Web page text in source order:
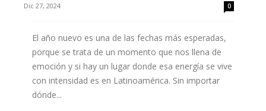
Dic 27, 2024 0
El año nuevo es una de las fechas más esperadas,
porque se trata de un momento que nos llena de
emoción y si hay un lugar donde esa energía se vive
con intensidad es en Latinoamérica. Sin importar
dónde...